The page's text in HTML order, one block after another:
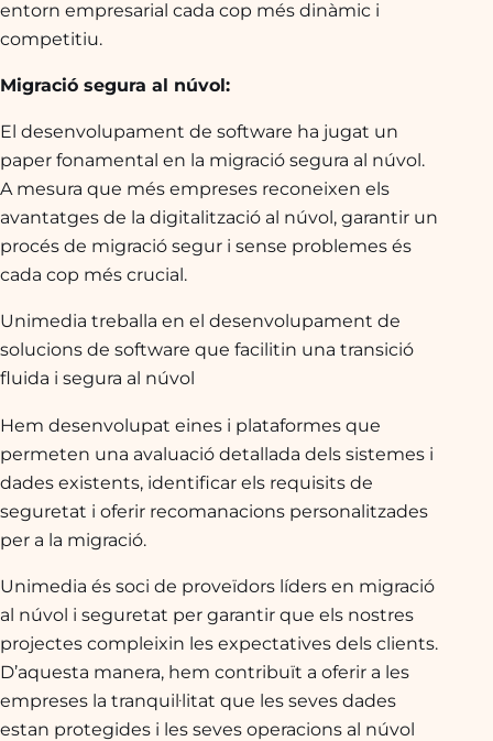
entorn empresarial cada cop més dinàmic i
competitiu.
Migració segura al núvol:
El desenvolupament de software ha jugat un
paper fonamental en la migració segura al núvol.
A mesura que més empreses reconeixen els
avantatges de la digitalització al núvol, garantir un
procés de migració segur i sense problemes és
cada cop més crucial.
Unimedia treballa en el desenvolupament de
solucions de software que facilitin una transició
fluida i segura al núvol
Hem desenvolupat eines i plataformes que
permeten una avaluació detallada dels sistemes i
dades existents, identificar els requisits de
seguretat i oferir recomanacions personalitzades
per a la migració.
Unimedia és soci de proveïdors líders en migració
al núvol i seguretat per garantir que els nostres
projectes compleixin les expectatives dels clients.
D’aquesta manera, hem contribuït a oferir a les
empreses la tranquil·litat que les seves dades
estan protegides i les seves operacions al núvol